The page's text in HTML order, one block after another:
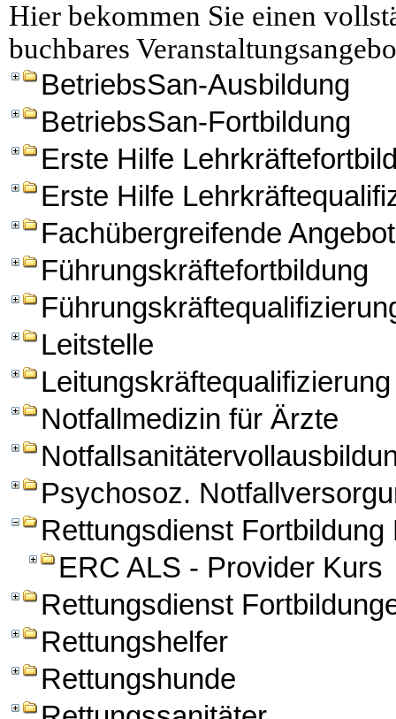
Hier bekommen Sie einen
buchbares
BetriebsSan-Ausbildung
BetriebsSan-Fortbildung
Erste Hilfe
Erste Hilfe
Fachübergreifende
Führungskräftefortbildung
Leitstelle
Leitungskräftequalifizierung
Notfallmedizin für Ärzte
Psychosoz.
Rettungsdienst Fortbildung
ERC ALS - Provider Kurs
Rettungsdienst
Rettungshelfer
Rettungshunde